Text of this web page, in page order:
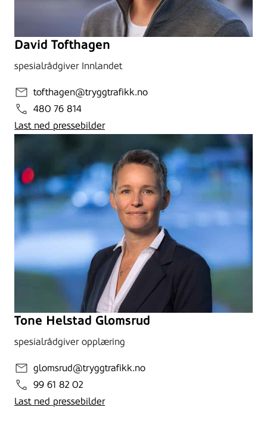
David Tofthagen
spesialrådgiver Innlandet
tofthagen@tryggtrafikk.no
480 76 814
Last ned pressebilder
Tone Helstad Glomsrud
spesialrådgiver opplæring
glomsrud@tryggtrafikk.no
99 61 82 02
Last ned pressebilder